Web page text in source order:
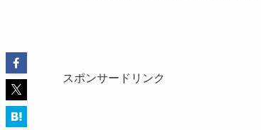
スポンサードリンク